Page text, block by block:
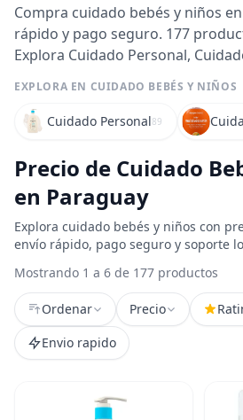
Compra cuidado bebés y niños
rápido y pago seguro. 177
Explora Cuidado Personal,
EXPLORA EN CUIDADO BEBÉS Y NIÑOS
Cuidado Personal89
Precio de Cuidado
en Paraguay
Explora cuidado bebés y niños con
envío rápido, pago seguro y soporte
Mostrando 1 a 6 de 177 productos
Ordenar Precio
Envio rapido